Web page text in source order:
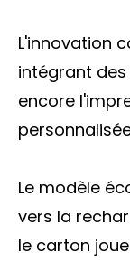
L'innovation
intégrant
encore
Le modèle
vers la
le carton